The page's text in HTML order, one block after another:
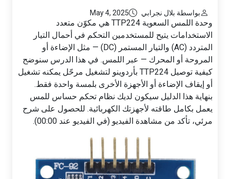
بواسطة بلال نجرابي May 4, 2025
وحدة اللمس السعوية TTP224 هي مكوّن متعدد
الاستخدامات يتيح للمستخدمين التحكم في أحمال التيار
المتردد (AC) والتيار المستمر (DC) — مثل الإضاءة أو
المروحة أو المحرك — عبر اللمس. في هذا الدرس سنوضح
كيفية توصيل TTP224 بأردوينو لتشغيل مرحّل يمكنه تشغيل
أو إيقاف الإضاءة أو الأجهزة الأخرى بلمسة واحدة فقط.
بنهاية هذا الدليل سيكون لديك نظام تحكم حساس للمس
يعمل بكامل طاقته لأجهزتك الكهربائية. للحصول على شرح
مرئي، تأكد من مشاهدة الفيديو (في الفيديو عند 00:00).